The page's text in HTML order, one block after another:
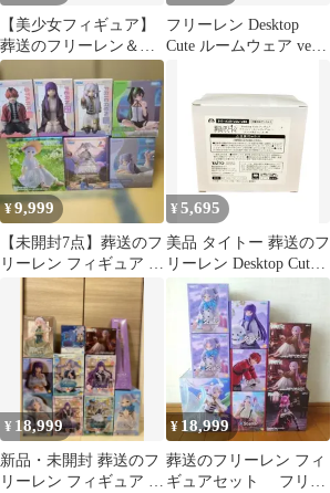
【美少女フィギュア】
葬送のフリーレン＆
ToLOVEる まとめ売
り 10点セット
フリーレン Desktop
Cute ルームウェア ver
¥9,999
【未開封7点】葬送のフ
リーレン フィギュア ま
¥ 5,695
美品 タイトー 葬送のフ
リーレン Desktop Cute
フリーレン?ルームウェ
アver. フィギュア
¥ 18,999
新品・未開封 葬送のフ
リーレン フィギュア 11
¥ 18,999
葬送のフリーレン フィ
ギュアセット フリー